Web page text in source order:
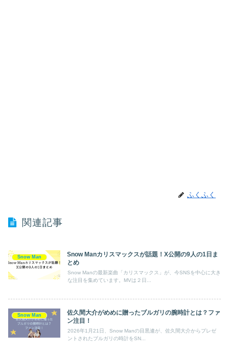
ふくふく
関連記事
Snow Man
Snow Manカリスマックスが話題！X公開の9人の1日ま
とめ
Snow Manの最新楽曲「カリスマックス」が、今SNSを中心に大き
な注目を集めています。MVは２日...
Snow Man
佐久間大介がめめに贈ったブルガリの腕時計とは？ファ
ン注目！
2026年1月21日、Snow Manの目黒連が、佐久間大介からプレゼ
ントされたブルガリの時計をSN...